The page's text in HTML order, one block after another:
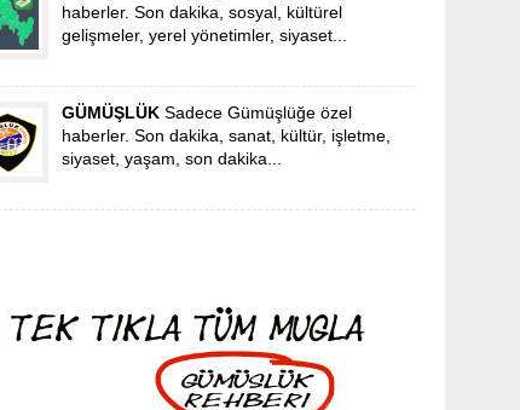
haberler. Son dakika, sosyal, kültürel
gelişmeler, yerel yönetimler, siyaset...
GÜMÜŞLÜK Sadece Gümüşlüğe özel
haberler. Son dakika, sanat, kültür, işletme,
siyaset, yaşam, son dakika...